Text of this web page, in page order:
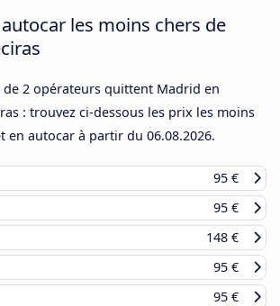
les moins chers de
de 2 opérateurs quittent Madrid en
: trouvez ci-dessous les prix les moins
en autocar à partir du 06.08.2026.
95 €
95 €
148 €
95 €
95 €